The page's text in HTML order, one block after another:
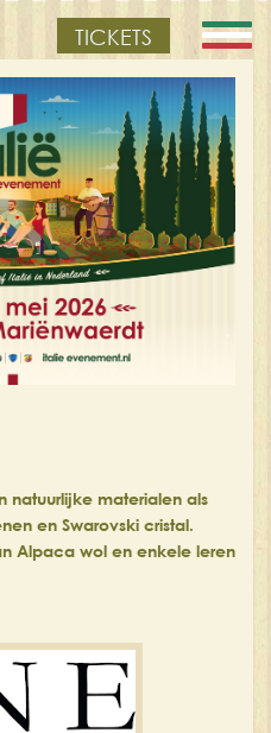
TICKETS
natuurlijke materialen als
en Swarovski cristal.
Alpaca wol en enkele leren